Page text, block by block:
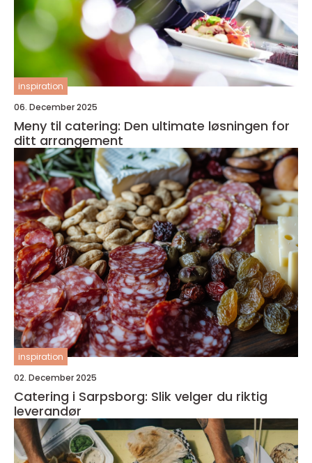
inspiration
06. December 2025
Meny til catering: Den ultimate løsningen for
ditt arrangement
inspiration
02. December 2025
Catering i Sarpsborg: Slik velger du riktig
leverandør